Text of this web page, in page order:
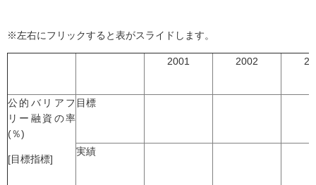
※左右にフリックすると表がスライドします。
2001 2002
公的バリアフ
リー融資の率
(％)
[目標指標]
目標
実績